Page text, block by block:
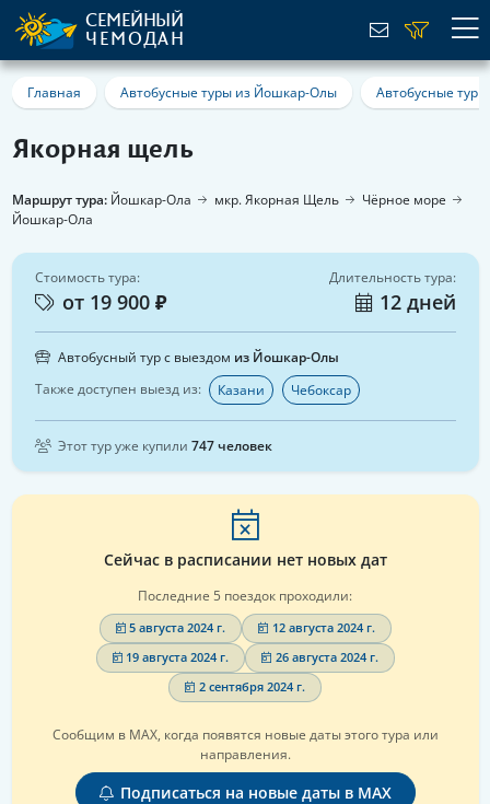
СЕМЕЙНЫЙ
ЧЕМОДАН
Главная Автобусные туры из Йошкар-Олы Автобусные
Якорная щель
Маршрут тура: Йошкар-Ола мкр. Якорная Щель
Чёрное море
Йошкар-Ола
Сейчас в расписании нет новых дат
Последние 5 поездок проходили:
5 августа 2024 г.
12 августа 2024 г.
19 августа 2024 г.
26 августа 2024 г.
2 сентября 2024 г.
Сообщим в MAX, когда появятся новые даты этого тура или
направления.
Подписаться на новые даты в MAX
Стоимость тура:
от 19 900 ₽
Длительность тура:
12 дней
Автобусный тур с выездом из Йошкар-Олы
Также доступен выезд из:
Казани Чебоксар
Этот тур уже купили 747 человек